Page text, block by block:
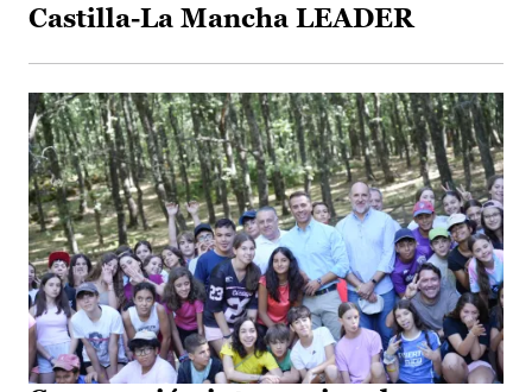
Castilla-La Mancha LEADER